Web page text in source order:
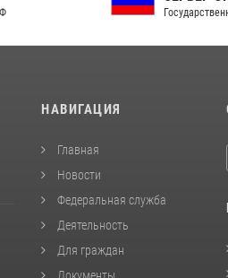
Государственной власти РФ
НАВИГАЦИЯ
Главная
Новости
Федеральная служба
Деятельность
Для граждан